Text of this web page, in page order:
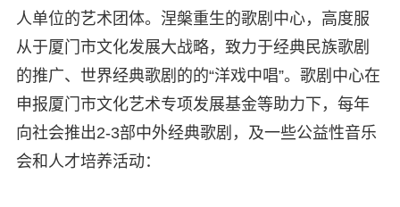
人单位的艺术团体。涅槃重生的歌剧中心，高度服
从于厦门市文化发展大战略，致力于经典民族歌剧
的推广、世界经典歌剧的的“洋戏中唱”。歌剧中心在
申报厦门市文化艺术专项发展基金等助力下，每年
向社会推出2-3部中外经典歌剧，及一些公益性音乐
会和人才培养活动：